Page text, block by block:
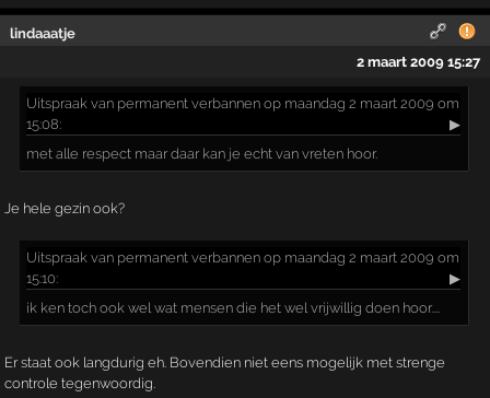
lindaaatje
2 maart 2009 15:27
Uitspraak van permanent verbannen op maandag 2 maart 2009 om
15:08:
▶
met alle respect maar daar kan je echt van vreten hoor.
Je hele gezin ook?
Uitspraak van permanent verbannen op maandag 2 maart 2009 om
15:10:
▶
ik ken toch ook wel wat mensen die het wel vrijwillig doen hoor....
Er staat ook langdurig eh. Bovendien niet eens mogelijk met strenge
controle tegenwoordig.